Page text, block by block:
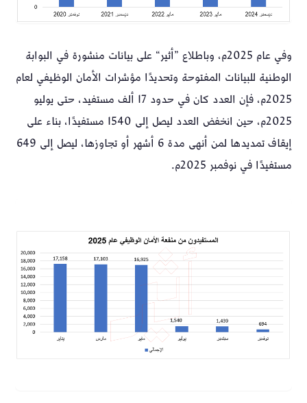
وفي عام 2025م، وباطلاع ”أثير“ على بيانات منشورة في البوابة
الوطنية للبيانات المفتوحة وتحديدًا مؤشرات الأمان الوظيفي لعام
2025م، فإن العدد كان في حدود 17 ألف مستفيد، حتى يوليو
2025م، حين انخفض العدد ليصل إلى 1540 مستفيدًا، بناء على
إيقاف تمديدها لمن أنهى مدة 6 أشهر أو تجاوزها، ليصل إلى 649
مستفيدًا في نوفمبر 2025م.